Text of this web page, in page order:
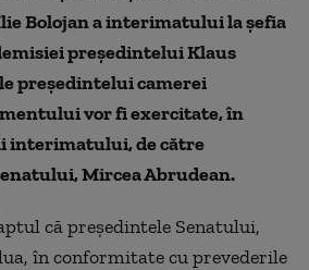
Bolojan a interimatului la şefia
preşedintelui Klaus
preşedintelui camerei
vor fi exercitate, în
interimatului, de către
Mircea Abrudean.
că preşedintele Senatului,
în conformitate cu prevederile